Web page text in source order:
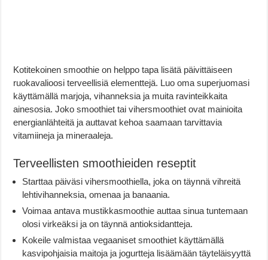
Kotitekoinen smoothie on helppo tapa lisätä päivittäiseen
ruokavalioosi terveellisiä elementtejä. Luo oma superjuomasi
käyttämällä marjoja, vihanneksia ja muita ravinteikkaita
ainesosia. Joko smoothiet tai vihersmoothiet ovat mainioita
energianlähteitä ja auttavat kehoa saamaan tarvittavia
vitamiineja ja mineraaleja.
Terveellisten smoothieiden reseptit
Starttaa päiväsi vihersmoothiella, joka on täynnä vihreitä
lehtivihanneksia, omenaa ja banaania.
Voimaa antava mustikkasmoothie auttaa sinua tuntemaan
olosi virkeäksi ja on täynnä antioksidantteja.
Kokeile valmistaa vegaaniset smoothiet käyttämällä
kasvipohjaisia maitoja ja jogurtteja lisäämään täyteläisyyttä